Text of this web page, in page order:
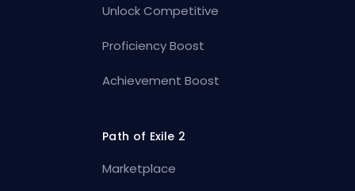
Unlock Competitive
Proficiency Boost
Achievement Boost
Path of Exile 2
Marketplace